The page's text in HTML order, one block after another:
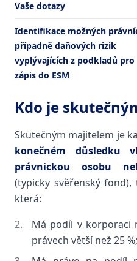
Vaše dotazy
Identifikace možných
případně daňových rizik
vyplývajících z podkladů pro
zápis do ESM
Kdo je
Skutečným majitelem je
konečném důsledku
právnickou osobu
(typicky svěřenský
která:
Má podíl v korporaci
právech větší než 25 %;